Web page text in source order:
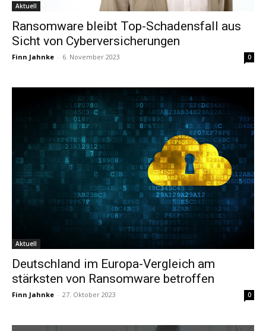
Aktuell
Ransomware bleibt Top-Schadensfall aus
Sicht von Cyberversicherungen
Finn Jahnke - 6. November 2023 0
Aktuell
Deutschland im Europa-Vergleich am
stärksten von Ransomware betroffen
Finn Jahnke - 27. Oktober 2023 0